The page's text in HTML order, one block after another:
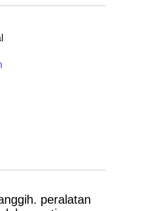
peralatan